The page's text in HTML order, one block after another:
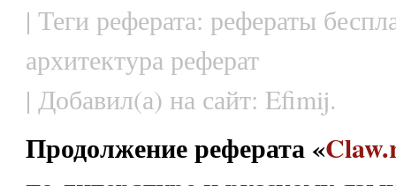
| Теги реферата: рефераты
архитектура реферат
| Добавил(а) на сайт: Efimij.
Продолжение реферата «